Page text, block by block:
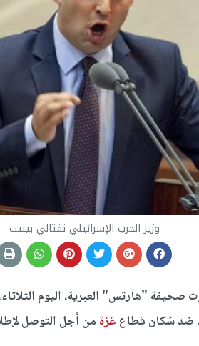
وزير الحرب الإسرائيلي نفتالي بينيت
صحيفة "هآرتس" العبرية، اليوم
ضد سُكان قطاع غزة من أجل التوصل